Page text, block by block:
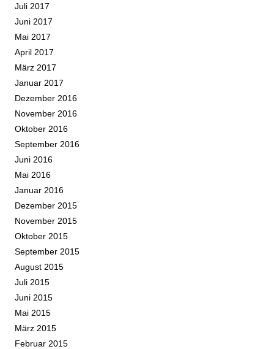
Juli 2017
Juni 2017
Mai 2017
April 2017
März 2017
Januar 2017
Dezember 2016
November 2016
Oktober 2016
September 2016
Juni 2016
Mai 2016
Januar 2016
Dezember 2015
November 2015
Oktober 2015
September 2015
August 2015
Juli 2015
Juni 2015
Mai 2015
März 2015
Februar 2015